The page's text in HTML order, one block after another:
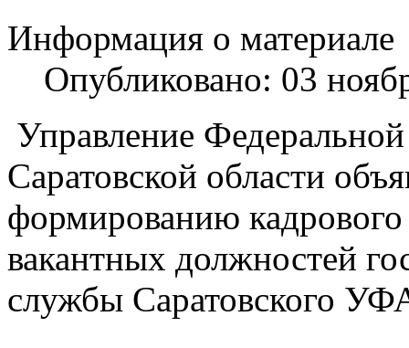
Информация о материале
Опубликовано: 03
Управление
Саратовской области
формированию кадрового
вакантных должностей
службы Саратовского